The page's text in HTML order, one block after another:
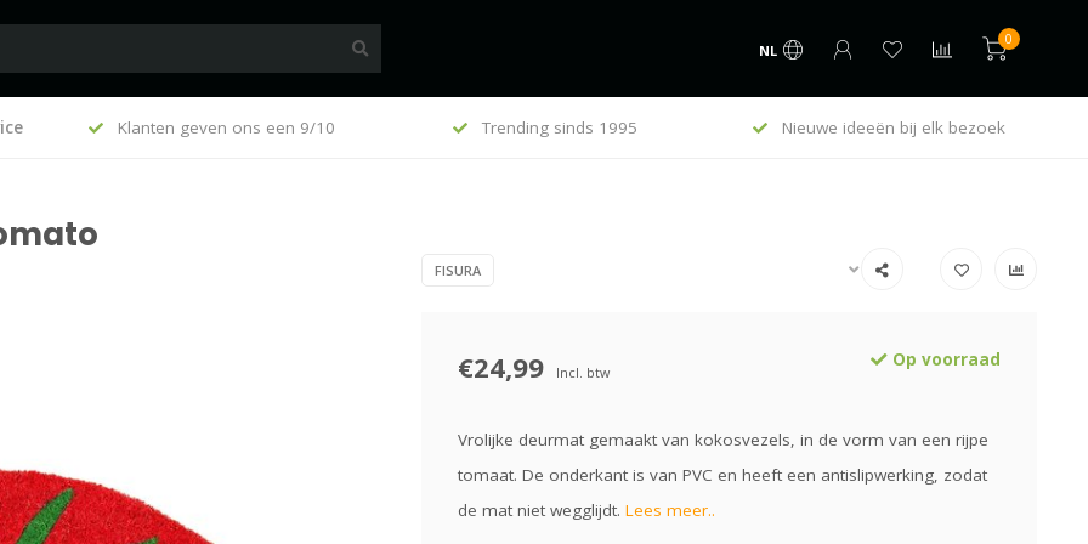
NL
0
Klanten geven ons een 9/10 Trending sinds 1995 Nieuwe ideeën bij elk bezoek
FISURA
€24,99 Incl. btw
Op voorraad
Vrolijke deurmat gemaakt van kokosvezels, in de vorm van een rijpe
tomaat. De onderkant is van PVC en heeft een antislipwerking, zodat
de mat niet wegglijdt. Lees meer..